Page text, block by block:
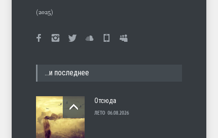
(2025)
…и последнее
Отсюда
ЛЕТО 06.08.2026